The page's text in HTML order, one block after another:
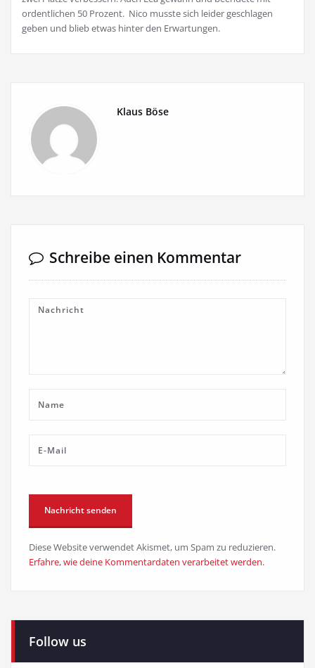
ordentlichen 50 Prozent. Nico musste sich leider geschlagen
geben und blieb etwas hinter den Erwartungen.
Klaus Böse
Schreibe einen Kommentar
Diese Website verwendet Akismet, um Spam zu reduzieren.
Erfahre, wie deine Kommentardaten verarbeitet werden.
Follow us